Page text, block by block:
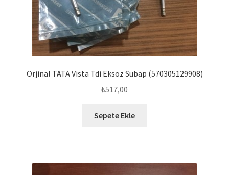
Orjinal TATA Vista Tdi Eksoz Subap (570305129908)
₺517,00
Sepete Ekle